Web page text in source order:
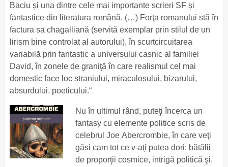
Baciu și una dintre cele mai importante scrieri SF și
fantastice din literatura română. (…) Forţa romanului stă în
factura sa chagalliană (servită exemplar prin stilul de un
lirism bine controlat al autorului), în scurtcircuitarea
variabilă prin fantastic a universului casnic al familiei
David, în zonele de graniţă în care realismul cel mai
domestic face loc straniului, miraculosului, bizarului,
absurdului, poeticului.“
Nu în ultimul rând, puteţi încerca un
fantasy cu elemente politicescris de
celebrul Joe Abercrombie, în care veţi
găsi cam tot ce v-aţi putea dori: bătălii
de proporţii cosmice, intrigă politică şi,